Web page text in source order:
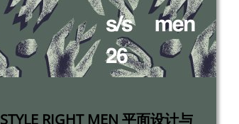
‎STYLE RIGHT MEN 平面设计与